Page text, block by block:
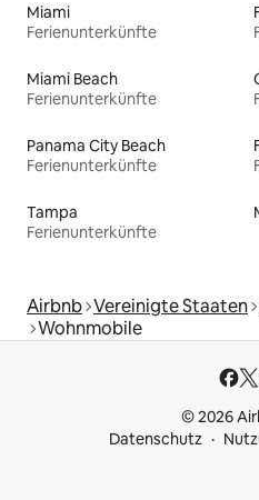
Miami
Ferienunterkünfte
Miami Beach
Ferienunterkünfte
Panama City Beach
Ferienunterkünfte
Tampa
Ferienunterkünfte
Airbnb Vereinigte Staaten
Wohnmobile
© 2026
Datenschutz